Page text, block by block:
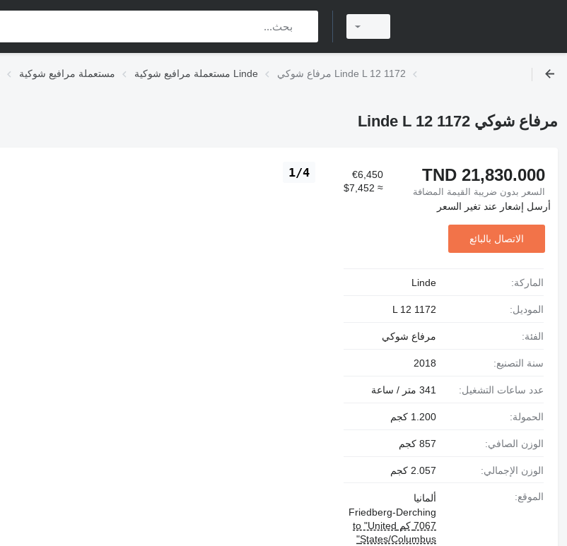
مستعملة مرافيع شوكية مستعملة مرافيع شوكية Linde مرفاع شوكي Linde L 12 1172
مرفاع شوكي Linde L 12 1172
1/4 TND 21,830.000
السعر بدون ضريبة القيمة المضافة
€6,450
≈ $7,452
أرسل إشعار عند تغير السعر
الاتصال بالبائع
الماركة: Linde
الموديل: L 12 1172
الفئة: مرفاع شوكي
سنة التصنيع: 2018
عدد ساعات التشغيل: 341 متر / ساعة
الحمولة: 1.200 كجم
الوزن الصافي: 857 كجم
الوزن الإجمالي: 2.057 كجم
الموقع:
ألمانيا
Friedberg-Derching
7067 كم to "United
States/Columbus"